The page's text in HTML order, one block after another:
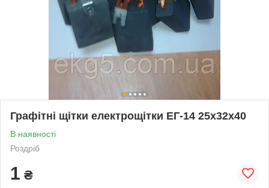
Графітні щітки електрощітки ЕГ-14 25х32х40
В наявності
Роздріб
1 ₴